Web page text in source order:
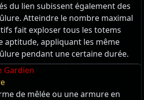
du lien subissent également des
Atteindre le nombre maximal
fait exploser tous les totems
aptitude, appliquant les même
pendant une certaine durée.
Gardien
de mêlée ou une armure en